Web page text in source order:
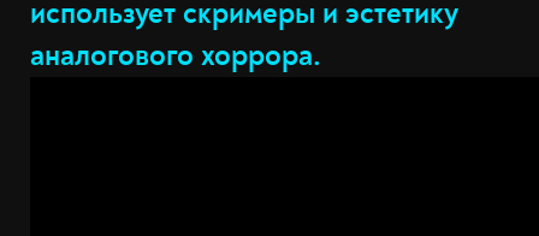
использует скримеры и эстетику
аналогового хоррора.